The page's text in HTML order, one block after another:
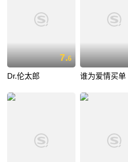
7.6
Dr.伦太郎 谁为爱情买单